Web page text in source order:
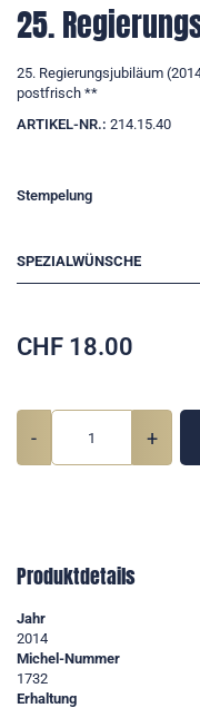
25.
25. Regierungsjubiläum
postfrisch **
ARTIKEL-NR.: 214.15.40
Stempelung
SPEZIALWÜNSCHE
CHF 18.00
- +
Produktdetails
Jahr
2014
Michel-Nummer
1732
Erhaltung